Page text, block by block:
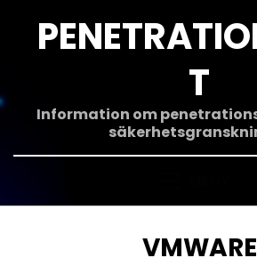
innehåll
T
Information om
ETIKETT
:
VMWARE